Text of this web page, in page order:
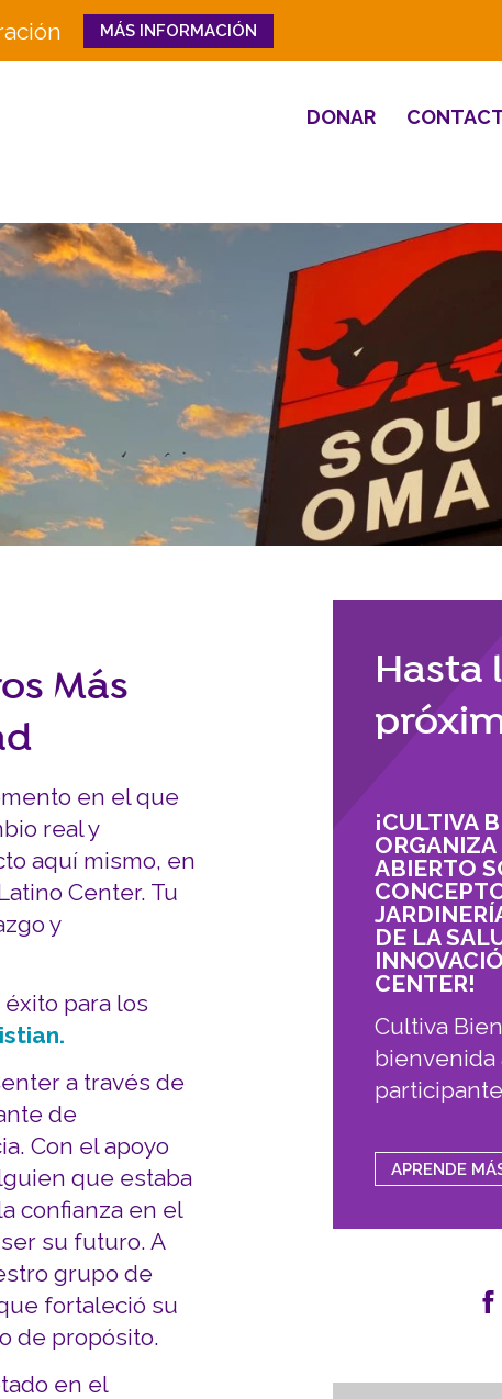
MÁS INFORMACIÓN
Close
DONAR
Educación e Innovación
en la Fuerza Laboral
Senderos Hacia el Éxito
Bienestar Familiar y Comunitario
CULTURA
INVOLUCRARSE
Carreras y Pasantías
Pasantía Siembra Nebraska
Más
en el que
real y
aquí mismo, en
Center. Tu
y
para los
a través de
de
Con el apoyo
que estaba
confianza en el
su futuro. A
grupo de
fortaleció su
de propósito.
en el
Hasta
¡CULTIVA
ABIERTO
DE LA
CENTER!
Cultiva
bienvenida
APRENDE